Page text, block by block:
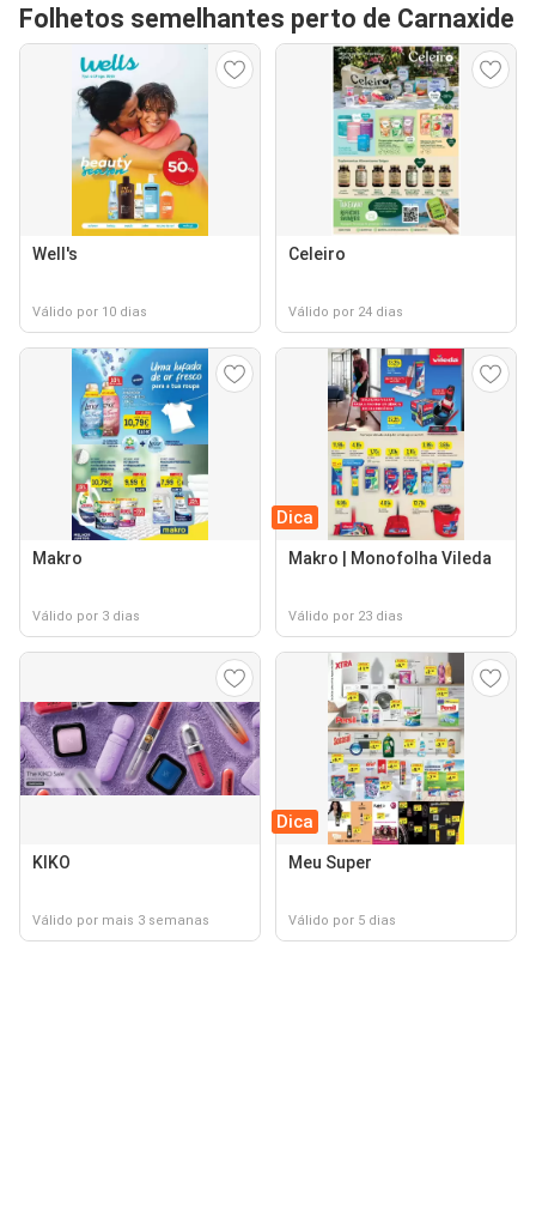
Folhetos semelhantes perto de Carnaxide
Well's
Válido por 10 dias
Celeiro
Válido por 24 dias
Makro
Válido por 3 dias
Dica
Makro | Monofolha Vileda
Válido por 23 dias
KIKO
Válido por mais 3 semanas
Dica
Meu Super
Válido por 5 dias